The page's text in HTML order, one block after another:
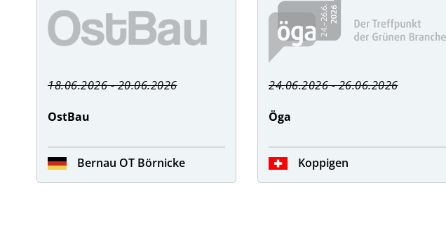
18.06.2026 - 20.06.2026
OstBau
Bernau OT Börnicke
24.06.2026 - 26.06.2026
Öga
Koppigen